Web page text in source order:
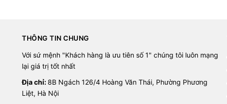
THÔNG TIN CHUNG
Với sứ mệnh "Khách hàng là ưu tiên số 1" chúng tôi luôn mạng
lại giá trị tốt nhất
Địa chỉ: 8B Ngách 126/4 Hoàng Văn Thái, Phường Phương
Liệt, Hà Nội